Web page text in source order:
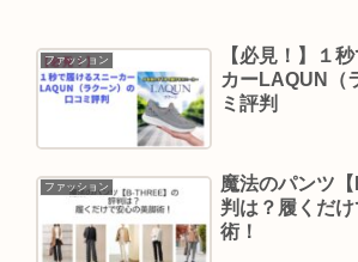
ファッション
【必見！】１
カーLAQUN（
ミ評判
ファッション
魔法のパンツ
判は？履くだ
術！